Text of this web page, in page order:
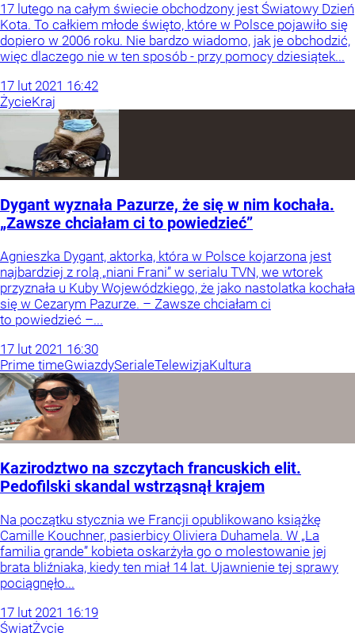
17 lutego na całym świecie obchodzony jest Światowy Dzień
Kota. To całkiem młode święto, które w Polsce pojawiło się
dopiero w 2006 roku. Nie bardzo wiadomo, jak je obchodzić,
więc dlaczego nie w ten sposób - przy pomocy dziesiątek...
17 lut 2021 16:42
ŻycieKraj
Dygant wyznała Pazurze, że się w nim kochała.
„Zawsze chciałam ci to powiedzieć”
Agnieszka Dygant, aktorka, która w Polsce kojarzona jest
najbardziej z rolą „niani Frani” w serialu TVN, we wtorek
przyznała u Kuby Wojewódzkiego, że jako nastolatka kochała
się w Cezarym Pazurze. – Zawsze chciałam ci
to powiedzieć –...
17 lut 2021 16:30
Prime timeGwiazdySerialeTelewizjaKultura
Kazirodztwo na szczytach francuskich elit.
Pedofilski skandal wstrząsnął krajem
Na początku stycznia we Francji opublikowano książkę
Camille Kouchner, pasierbicy Oliviera Duhamela. W „La
familia grande” kobieta oskarżyła go o molestowanie jej
brata bliźniaka, kiedy ten miał 14 lat. Ujawnienie tej sprawy
pociągnęło...
17 lut 2021 16:19
ŚwiatŻycie